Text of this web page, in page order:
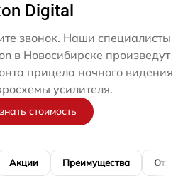
Digital
звонок. Наши специалисты
в Новосибирске произведут
прицела ночного видения
усилителя.
стоимость
Акции Преимущества